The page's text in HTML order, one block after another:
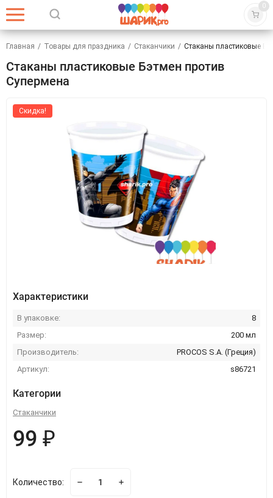
0
Главная / Товары для праздника / Стаканчики / Стаканы пластиковые
Стаканы пластиковые Бэтмен против
Супермена
Скидка!
Характеристики
В упаковке:
8
Размер:
200 мл
Производитель:
PROCOS S.A. (Греция)
Артикул:
s86721
Категории
Стаканчики
99 ₽
Количество: